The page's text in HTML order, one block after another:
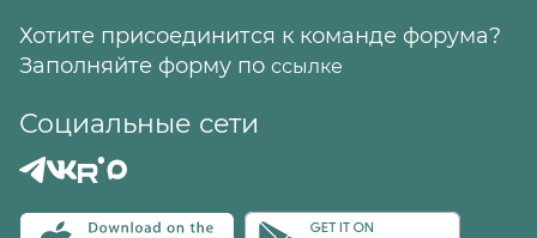
Хотите присоединится к команде форума?
Заполняйте форму по ссылке
Социальные сети